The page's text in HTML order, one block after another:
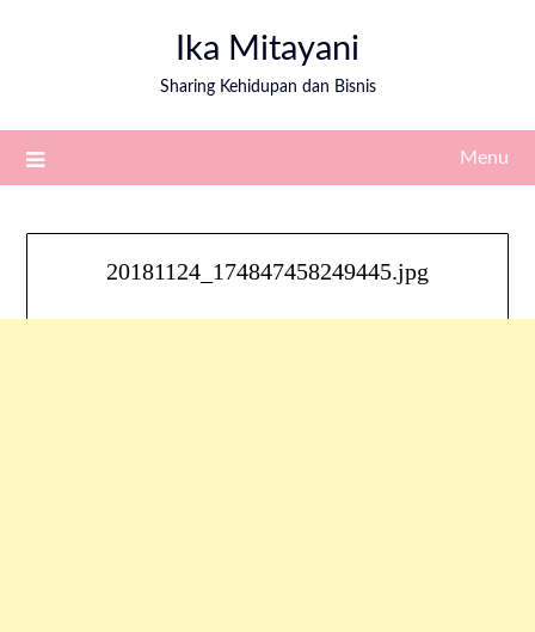
Ika Mitayani
Sharing Kehidupan dan Bisnis
Menu
20181124_174847458249445.jpg